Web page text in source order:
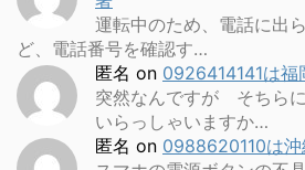
運転中のため、電話に出
ど、電話番号を確認す…
匿名 on 0926414141は福
突然なんですが そちら
いらっしゃいますか…
匿名 on 0988620110は